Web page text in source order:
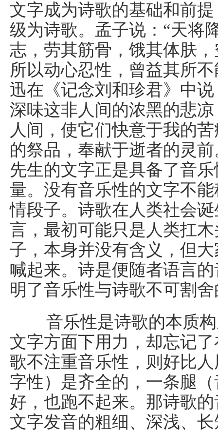
文字成为诗歌的基础和前
级为诗歌。孟子说：“天将
志，劳其筋骨，饿其体肤
所以动心忍性，曾益其所
迅在《记念刘和珍君》中
深味这非人间的浓黑的悲
人间，使它们快意于我的
的祭品，奉献于逝者的灵
先生的文字正是具备了音
量。没有音乐性的文字不
情段子。诗歌在人类社会
言，最初可能只是人类扛
子，本身并没有含义，但
喊起来。诗是便随者语言
明了音乐性与诗歌不可割
音乐性是诗歌的本质构
文字方面下用力，却忘记
歌不注重音乐性，则好比
字性）是齐全的，一条腿
好，也跑不起来。那诗歌
文字发音的粗细、深浅、